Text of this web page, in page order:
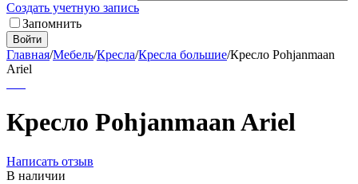
Создать учетную запись
Запомнить
Войти
Главная/Мебель/Кресла/Кресла большие/Кресло Pohjanmaan
Ariel
Кресло Pohjanmaan Ariel
Написать отзыв
В наличии